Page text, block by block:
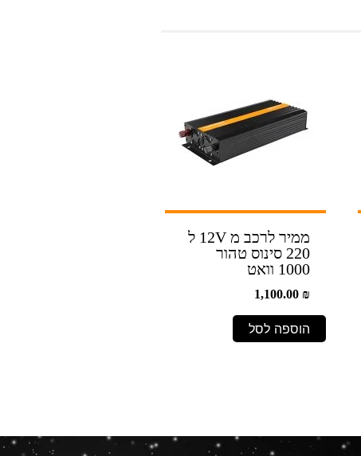
ממיר לרכב מ 12V ל
220 סינוס טהור
1000 וואט
1,100.00 ₪
הוספה לסל